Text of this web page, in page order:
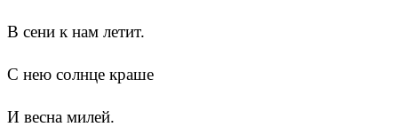
В сени к нам летит.
С нею солнце краше
И весна милей.